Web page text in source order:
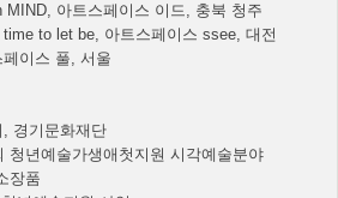
아트스페이스 이드, 충북 청주
to let be, 아트스페이스 ssee, 대전
이스 풀, 서울
경기문화재단
청년예술가생애첫지원 시각예술분야
장품